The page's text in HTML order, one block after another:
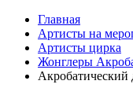
Главная
Артисты на
Артисты цирка
Жонглеры
Акробатический